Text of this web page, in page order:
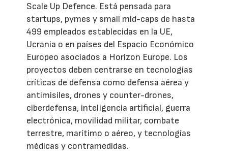
Scale Up Defence. Está pensada para
startups, pymes y small mid-caps de hasta
499 empleados establecidas en la UE,
Ucrania o en países del Espacio Económico
Europeo asociados a Horizon Europe. Los
proyectos deben centrarse en tecnologías
críticas de defensa como defensa aérea y
antimisiles, drones y counter-drones,
ciberdefensa, inteligencia artificial, guerra
electrónica, movilidad militar, combate
terrestre, marítimo o aéreo, y tecnologías
médicas y contramedidas.